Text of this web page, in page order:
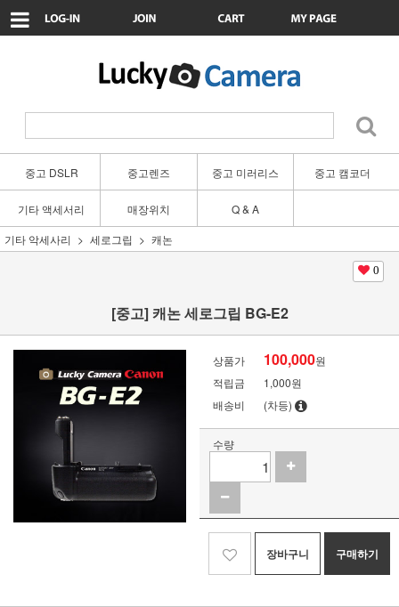
중고 DSLR 중고렌즈 중고 미러리스 중고 캠코더
기타 액세서리 매장위치
Q & A
기타 악세사리
세로그립 캐논
0
[중고] 캐논 세로그립 BG-E2
상품가 100,000원
적립금
1,000원
배송비
(차등)
수량
장바구니 구매하기